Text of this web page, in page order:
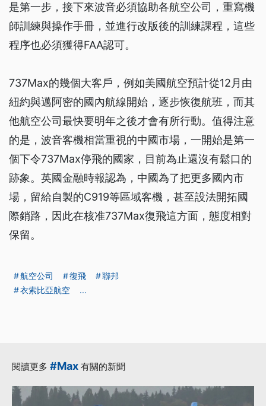
是第一步，接下來波音必須協助各航空公司，重寫機
師訓練與操作手冊，並進行改版後的訓練課程，這些
程序也必須獲得FAA認可。
737Max的幾個大客戶，例如美國航空預計從12月由
紐約與邁阿密的國內航線開始，逐步恢復航班，而其
他航空公司最快要明年之後才會有所行動。值得注意
的是，波音客機相當重視的中國市場，一開始是第一
個下令737Max停飛的國家，目前為止還沒有鬆口的
跡象。英國金融時報認為，中國為了把更多國內市
場，留給自製的C919等區域客機，甚至設法開拓國
際銷路，因此在核准737Max復飛這方面，態度相對
保留。
航空公司 復飛
聯邦
衣索比亞航空
...
閱讀更多 #Max 有關的新聞